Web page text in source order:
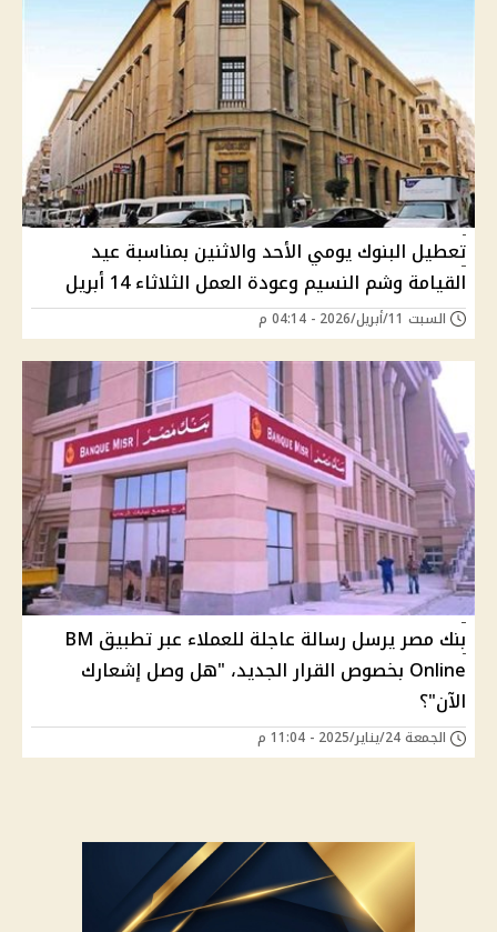
تعطيل البنوك يومي الأحد والاثنين بمناسبة عيد
القيامة وشم النسيم وعودة العمل الثلاثاء 14 أبريل
السبت 11/أبريل/2026 - 04:14 م
بنك مصر يرسل رسالة عاجلة للعملاء عبر تطبيق BM
Online بخصوص القرار الجديد، "هل وصل إشعارك
الآن"؟
الجمعة 24/يناير/2025 - 11:04 م